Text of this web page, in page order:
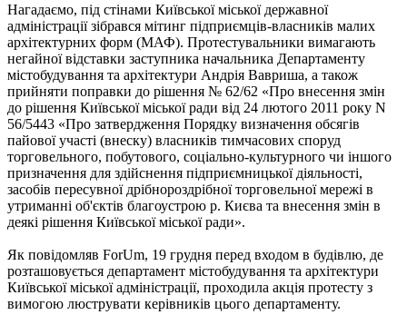
Нагадаємо, під стінами Київської міської державної
адміністрації зібрався мітинг підприємців-власників малих
архітектурних форм (МАФ). Протестувальники вимагають
негайної відставки заступника начальника Департаменту
містобудування та архітектури Андрія Вавриша, а також
прийняти поправки до рішення № 62/62 «Про внесення змін
до рішення Київської міської ради від 24 лютого 2011 року N
56/5443 «Про затвердження Порядку визначення обсягів
пайової участі (внеску) власників тимчасових споруд
торговельного, побутового, соціально-культурного чи іншого
призначення для здійснення підприємницької діяльності,
засобів пересувної дрібнороздрібної торговельної мережі в
утриманні об'єктів благоустрою р. Києва та внесення змін в
деякі рішення Київської міської ради».
Як повідомляв ForUm, 19 грудня перед входом в будівлю, де
розташовується департамент містобудування та архітектури
Київської міської адміністрації, проходила акція протесту з
вимогою люструвати керівників цього департаменту.